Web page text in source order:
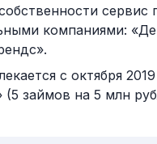
компаниями:
с октября
займов на 5 млн